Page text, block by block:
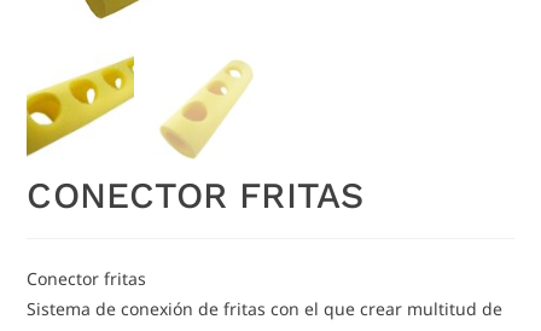
CONECTOR FRITAS
Conector fritas
Sistema de conexión de fritas con el que crear multitud de